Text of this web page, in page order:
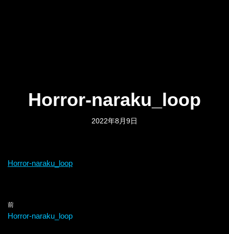
Horror-naraku_loop
2022年8月9日
Horror-naraku_loop
前
Horror-naraku_loop